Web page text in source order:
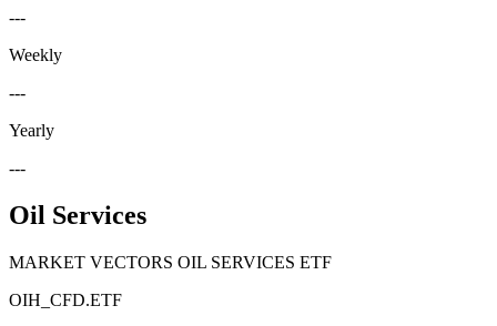
---
Weekly
---
Yearly
---
Oil Services
MARKET VECTORS OIL SERVICES ETF
OIH_CFD.ETF